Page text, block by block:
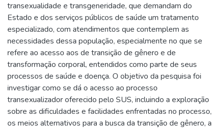
transexualidade e transgeneridade, que demandam do
Estado e dos serviços públicos de saúde um tratamento
especializado, com atendimentos que contemplem as
necessidades dessa população, especialmente no que se
refere ao acesso aos de transição de gênero e de
transformação corporal, entendidos como parte de seus
processos de saúde e doença. O objetivo da pesquisa foi
investigar como se dá o acesso ao processo
transexualizador oferecido pelo SUS, incluindo a exploração
sobre as dificuldades e facilidades enfrentadas no processo,
os meios alternativos para a busca da transição de gênero, a